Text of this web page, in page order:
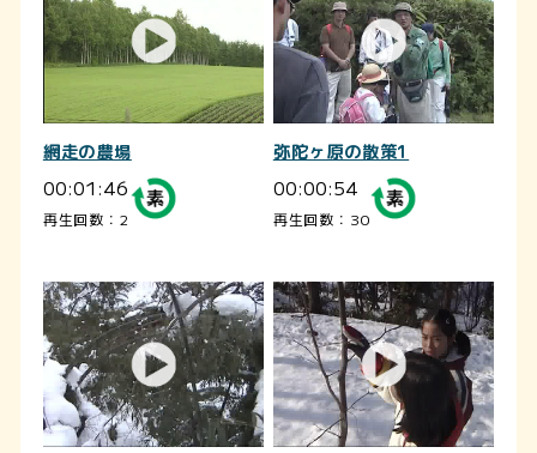
網走の農場
00:01:46
再生回数：2
弥陀ヶ原の散策1
00:00:54
再生回数：30